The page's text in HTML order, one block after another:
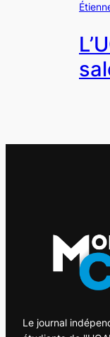
Le journal